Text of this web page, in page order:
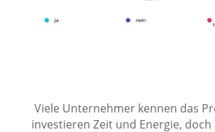
Viele Unternehmer kennen das
investieren Zeit und Energie, doch